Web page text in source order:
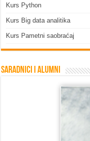
Kurs Python
Kurs Big data analitika
Kurs Pametni saobraćaj
Saradnici i Alumni